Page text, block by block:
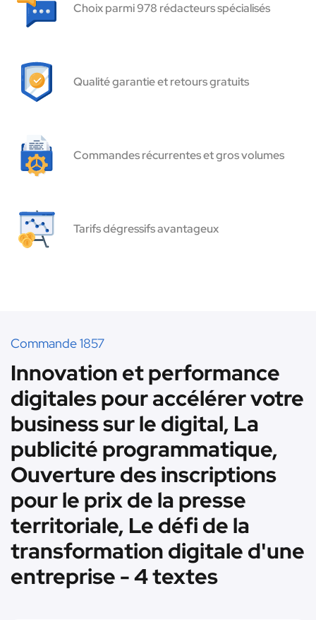
Choix parmi 978 rédacteurs spécialisés
Qualité garantie et retours gratuits
Commandes récurrentes et gros volumes
Tarifs dégressifs avantageux
Commande 1857
Innovation et performance
digitales pour accélérer votre
business sur le digital, La
publicité programmatique,
Ouverture des inscriptions
pour le prix de la presse
territoriale, Le défi de la
transformation digitale d'une
entreprise - 4 textes